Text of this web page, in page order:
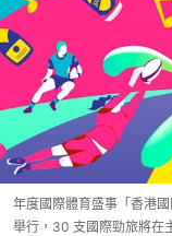
年度國際體育盛事「香港
舉行，30 支國際勁旅將在